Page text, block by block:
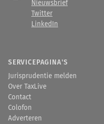
Nieuwsbrief
Twitter
LinkedIn
SERVICEPAGINA'S
Jurisprudentie melden
Over TaxLive
Contact
Colofon
Adverteren